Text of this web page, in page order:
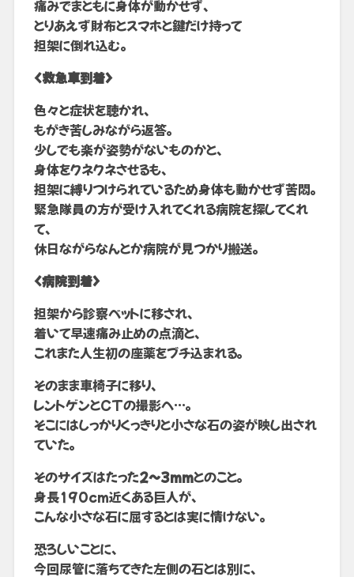
痛みでまともに身体が動かせず、
とりあえず財布とスマホと鍵だけ持って
担架に倒れ込む。
<救急車到着>
色々と症状を聴かれ、
もがき苦しみながら返答。
少しでも楽が姿勢がないものかと、
身体をクネクネさせるも、
担架に縛りつけられているため身体も動かせず苦悶。
緊急隊員の方が受け入れてくれる病院を探してくれ
て、
休日ながらなんとか病院が見つかり搬送。
<病院到着>
担架から診察ベットに移され、
着いて早速痛み止めの点滴と、
これまた人生初の座薬をブチ込まれる。
そのまま車椅子に移り、
レントゲンとCTの撮影へ…。
そこにはしっかりくっきりと小さな石の姿が映し出され
ていた。
そのサイズはたった2~3mmとのこと。
身長190cm近くある巨人が、
こんな小さな石に屈するとは実に情けない。
恐ろしいことに、
今回尿管に落ちてきた左側の石とは別に、